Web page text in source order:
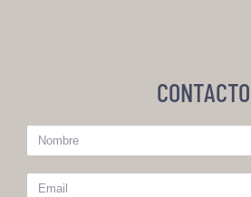
CONTACTO